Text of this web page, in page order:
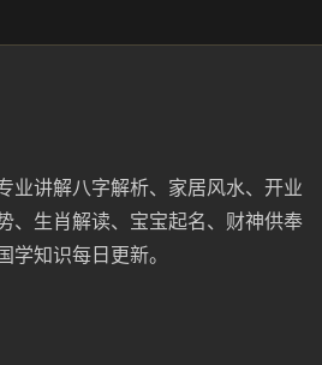
业讲解八字解析、家居风水、开业
、生肖解读、宝宝起名、财神供奉
学知识每日更新。